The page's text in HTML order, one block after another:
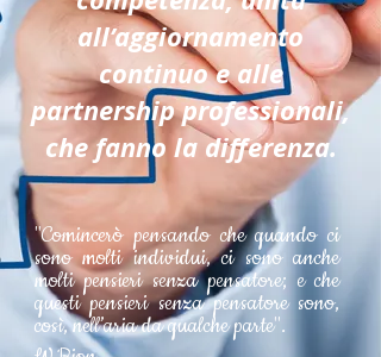
all’aggiornamento
continuo e alle
partnership professionali,
che fanno la differenza.
"Comincerò pensando che quando ci
sono molti individui, ci sono anche
molti pensieri senza pensatore; e che
questi pensieri senza pensatore sono,
così, nell’aria da qualche parte".